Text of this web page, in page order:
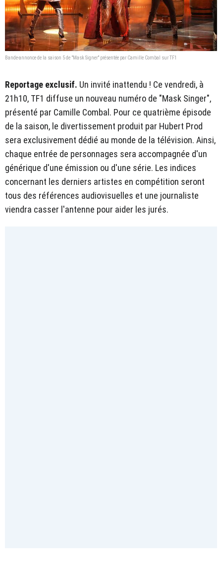
Bande-annonce de la saison 5 de "Mask Signer" présentée par Camille Combal sur TF1
Reportage exclusif. Un invité inattendu ! Ce vendredi, à
21h10, TF1 diffuse un nouveau numéro de "Mask Singer",
présenté par Camille Combal. Pour ce quatrième épisode
de la saison, le divertissement produit par Hubert Prod
sera exclusivement dédié au monde de la télévision. Ainsi,
chaque entrée de personnages sera accompagnée d'un
générique d'une émission ou d'une série. Les indices
concernant les derniers artistes en compétition seront
tous des références audiovisuelles et une journaliste
viendra casser l'antenne pour aider les jurés.